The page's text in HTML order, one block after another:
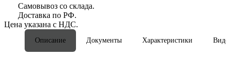
Самовывоз со склада.
Доставка по РФ.
Цена указана с НДС.
Описание Документы Характеристики